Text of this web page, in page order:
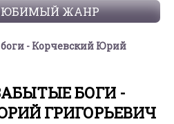
ЖАНР
- Корчевский Юрий
БОГИ -
ГРИГОРЬЕВИЧ